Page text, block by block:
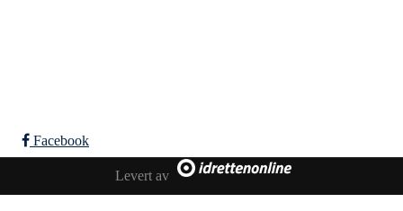
Facebook
Bli medlem i klubben!
Levert av